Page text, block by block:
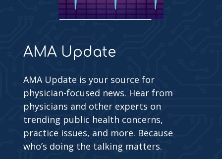
AMA Update
AMA Update is your source for
physician-focused news. Hear from
physicians and other experts on
trending public health concerns,
practice issues, and more. Because
who’s doing the talking matters.